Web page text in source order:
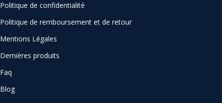
Politique de confidentialité
Politique de remboursement et de retour
Mentions Légales
Dernières produits
Faq
Blog